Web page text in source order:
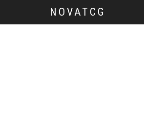
NOVATCG